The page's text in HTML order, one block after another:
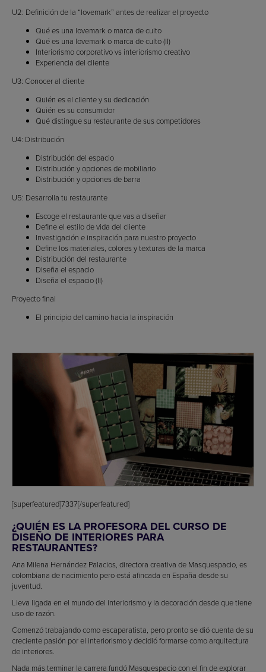
U2: Definición de la “lovemark” antes de realizar el proyecto
Qué es una lovemark o marca de culto
Qué es una lovemark o marca de culto (II)
Interiorismo corporativo vs interiorismo creativo
Experiencia del cliente
U3: Conocer al cliente
Quién es el cliente y su dedicación
Quién es su consumidor
Qué distingue su restaurante de sus competidores
U4: Distribución
Distribución del espacio
Distribución y opciones de mobiliario
Distribución y opciones de barra
U5: Desarrolla tu restaurante
Escoge el restaurante que vas a diseñar
Define el estilo de vida del cliente
Investigación e inspiración para nuestro proyecto
Define los materiales, colores y texturas de la marca
Distribución del restaurante
Diseña el espacio
Diseña el espacio (II)
Proyecto final
El principio del camino hacia la inspiración
[superfeatured]7337[/superfeatured]
¿QUIÉN ES LA PROFESORA DEL CURSO DE
DISEÑO DE INTERIORES PARA
RESTAURANTES?
Ana Milena Hernández Palacios, directora creativa de Masquespacio, es
colombiana de nacimiento pero está afincada en España desde su
juventud.
Lleva ligada en el mundo del interiorismo y la decoración desde que tiene
uso de razón.
Comenzó trabajando como escaparatista, pero pronto se dió cuenta de su
creciente pasión por el interiorismo y decidió formarse como arquitectura
de interiores.
Nada más terminar la carrera fundó Masquespacio con el fin de explorar